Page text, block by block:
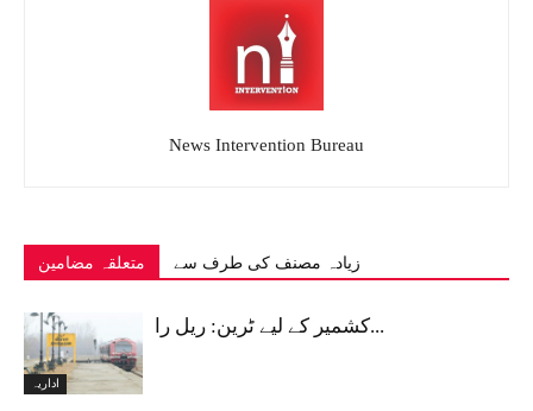
News Intervention Bureau
متعلقہ مضامین زیادہ مصنف کی طرف سے
اداریہ
کشمیر کے لیے ٹرین: ریل را...